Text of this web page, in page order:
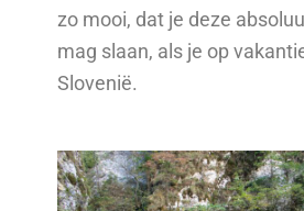
zo mooi, dat je deze
mag slaan, als je op
Slovenië.